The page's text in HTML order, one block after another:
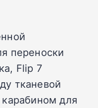
переноски
Flip 7
тканевой
для